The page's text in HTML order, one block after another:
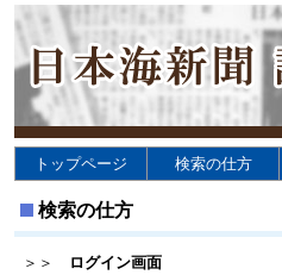
トップページ 検索の仕方
検索の仕方
＞＞ ログイン画面